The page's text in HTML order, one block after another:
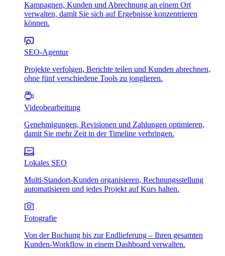
Kampagnen, Kunden und Abrechnung an einem Ort
verwalten, damit Sie sich auf Ergebnisse konzentrieren
können.
SEO-Agentur
Projekte verfolgen, Berichte teilen und Kunden abrechnen,
ohne fünf verschiedene Tools zu jonglieren.
Videobearbeitung
Genehmigungen, Revisionen und Zahlungen optimieren,
damit Sie mehr Zeit in der Timeline verbringen.
Lokales SEO
Multi-Standort-Kunden organisieren, Rechnungsstellung
automatisieren und jedes Projekt auf Kurs halten.
Fotografie
Von der Buchung bis zur Endlieferung – Ihren gesamten
Kunden-Workflow in einem Dashboard verwalten.